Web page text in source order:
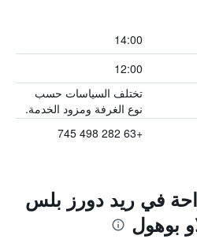
14:00
12:00
تختلف السياسات حسب
نوع الغرفة ومزود الخدمة.
+63 282 498 745
في ريد دورز بلس
بوهول